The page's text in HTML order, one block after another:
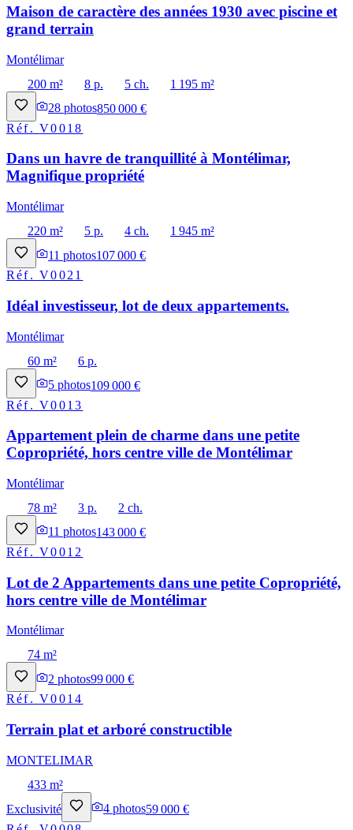
Maison de caractère des années 1930 avec piscine et
grand terrain
Montélimar
200 m²
8 p. 5 ch.
1 195 m²
28 photos850 000 €
Réf.V0018
Dans un havre de tranquillité à Montélimar,
Magnifique propriété
Montélimar
220 m²
5 p. 4 ch.
1 945 m²
11 photos107 000 €
Réf.V0021
Idéal investisseur, lot de deux appartements.
Montélimar
60 m²
6 p.
5 photos109 000 €
Réf.V0013
Appartement plein de charme dans une petite
Copropriété, hors centre ville de Montélimar
Montélimar
78 m²
3 p.
2 ch.
11 photos143 000 €
Réf.V0012
Lot de 2 Appartements dans une petite Copropriété,
hors centre ville de Montélimar
Montélimar
74 m²
2 photos99 000 €
Réf.V0014
Terrain plat et arboré constructible
MONTELIMAR
433 m²
Exclusivité
4 photos59 000 €